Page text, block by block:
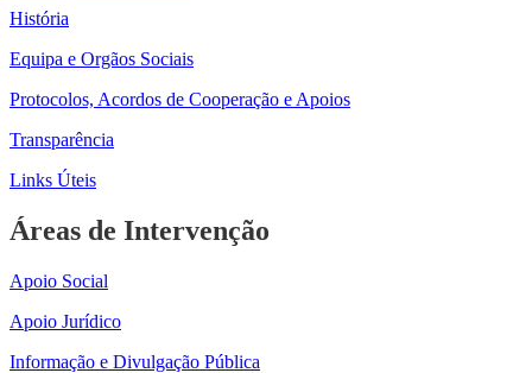
História
Equipa e Orgãos Sociais
Protocolos, Acordos de Cooperação e Apoios
Transparência
Links Úteis
Áreas de Intervenção
Apoio Social
Apoio Jurídico
Informação e Divulgação Pública